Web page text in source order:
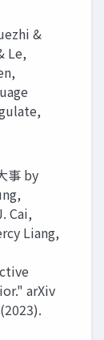
&
Le,
事 by
Cai,
Liang,
arXiv